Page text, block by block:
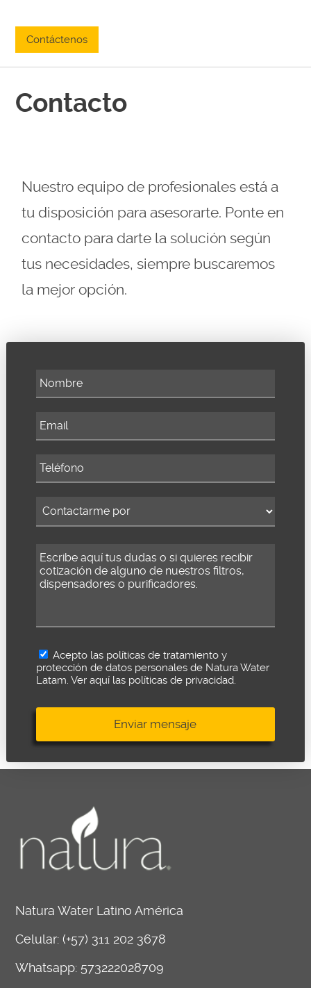
Contáctenos
Contacto
Acepto las políticas de tratamiento y
protección de datos personales de Natura Water
Latam. Ver aquí las políticas de privacidad.
Enviar mensaje
Nuestro equipo de profesionales está a
tu disposición para asesorarte. Ponte en
contacto para darte la solución según
tus necesidades, siempre buscaremos
la mejor opción.
Natura Water Latino América
Celular:(+57) 311 202 3678
Whatsapp: 573222028709